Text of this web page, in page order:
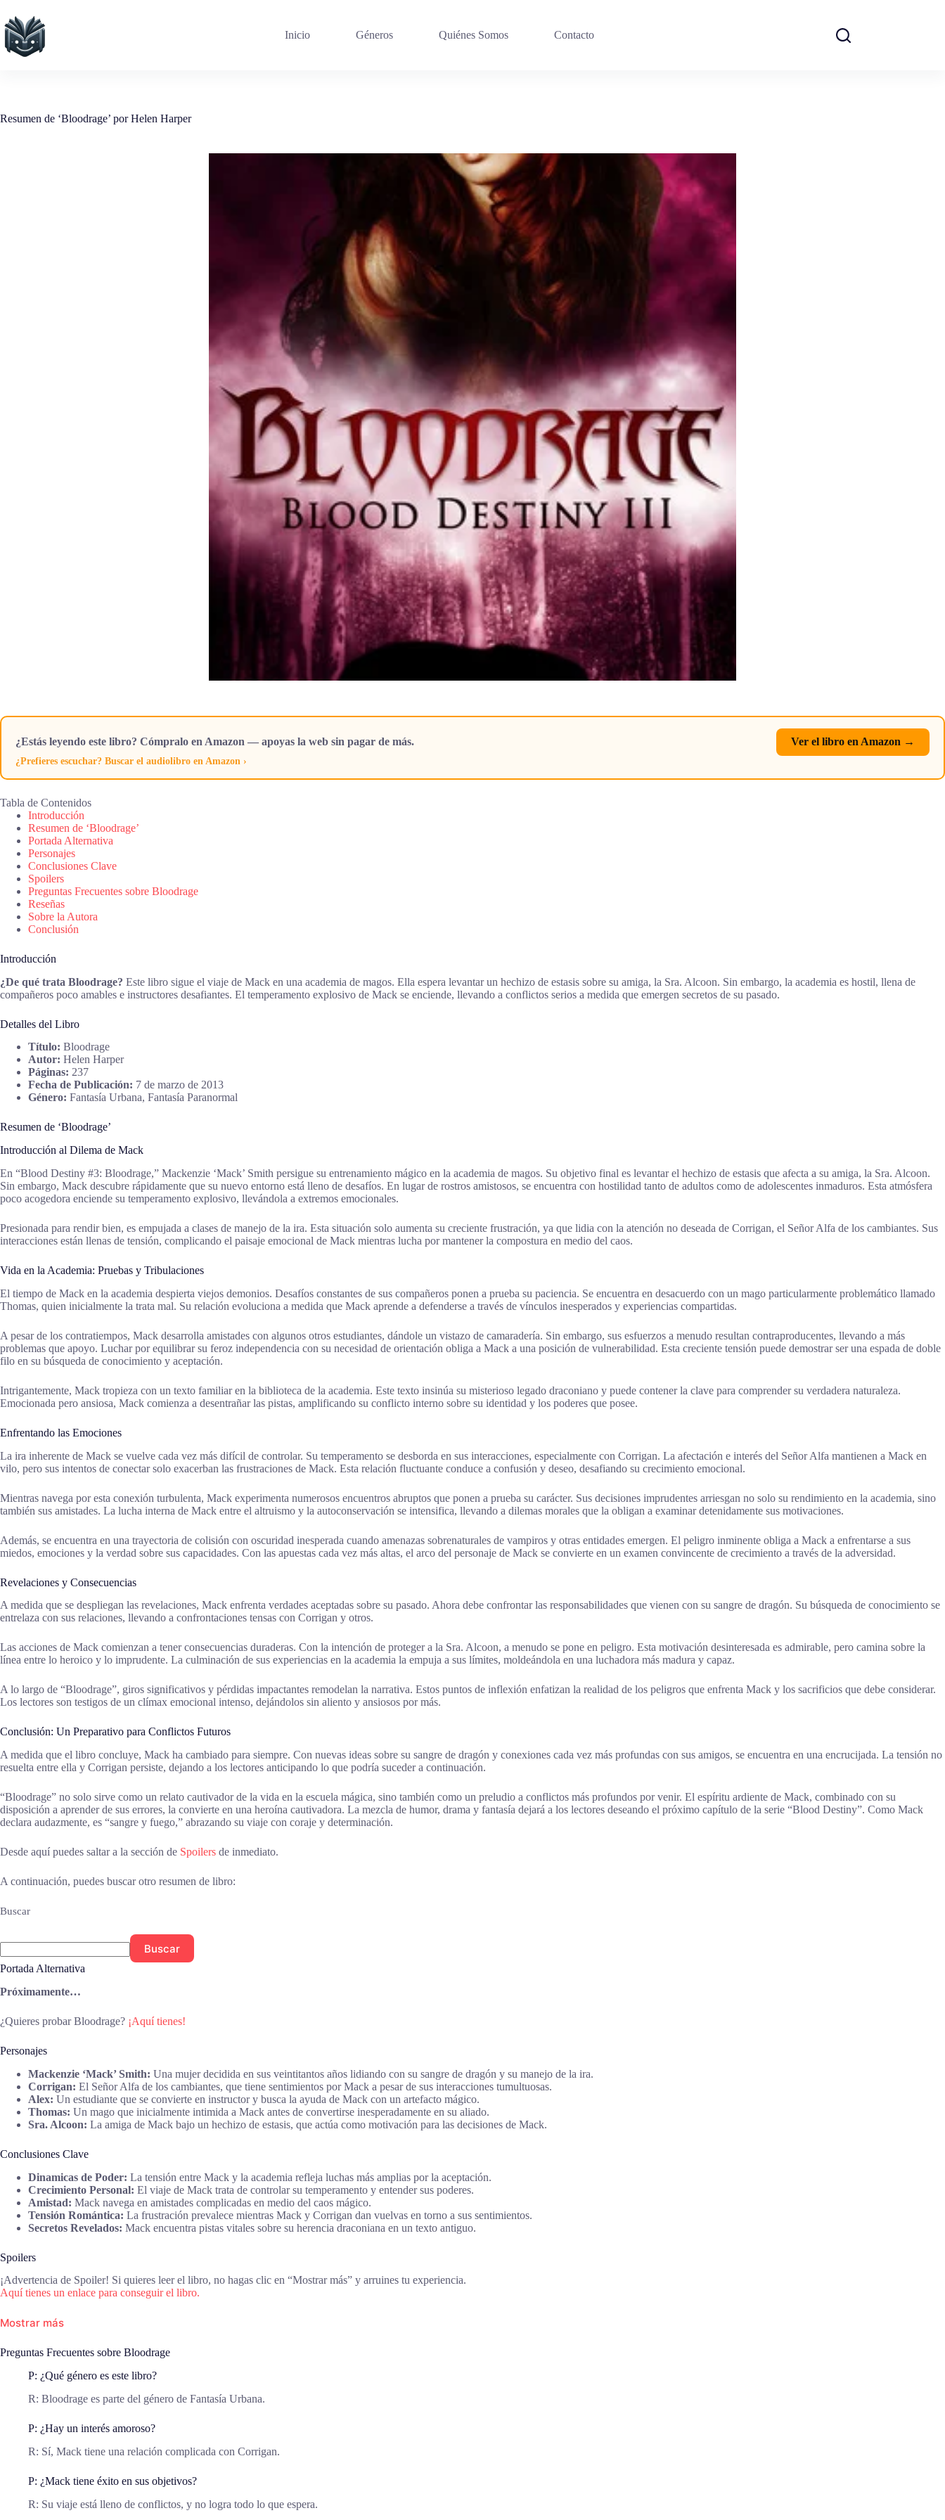
contenido
Inicio Géneros Quiénes Somos Contacto
Resumen de ‘Bloodrage’ por Helen Harper
¿Estás leyendo este libro? Cómpralo en Amazon — apoyas la web sin pagar de más. Ver el libro en Amazon →
¿Prefieres escuchar? Buscar el audiolibro en Amazon ›
Tabla de Contenidos
Introducción
Resumen de ‘Bloodrage’
Portada Alternativa
Personajes
Conclusiones Clave
Spoilers
Preguntas Frecuentes sobre Bloodrage
Reseñas
Sobre la Autora
Conclusión
Introducción
¿De qué trata Bloodrage? Este libro sigue el viaje de Mack en una academia de magos. Ella espera levantar un hechizo de estasis sobre su amiga, la Sra. Alcoon. Sin embargo, la academia es hostil, llena de
compañeros poco amables e instructores desafiantes. El temperamento explosivo de Mack se enciende, llevando a conflictos serios a medida que emergen secretos de su pasado.
Detalles del Libro
Título: Bloodrage
Autor: Helen Harper
Páginas: 237
Fecha de Publicación: 7 de marzo de 2013
Género: Fantasía Urbana, Fantasía Paranormal
Resumen de ‘Bloodrage’
Introducción al Dilema de Mack
En “Blood Destiny #3: Bloodrage,” Mackenzie ‘Mack’ Smith persigue su entrenamiento mágico en la academia de magos. Su objetivo final es levantar el hechizo de estasis que afecta a su amiga, la Sra. Alcoon.
Sin embargo, Mack descubre rápidamente que su nuevo entorno está lleno de desafíos. En lugar de rostros amistosos, se encuentra con hostilidad tanto de adultos como de adolescentes inmaduros. Esta atmósfera
poco acogedora enciende su temperamento explosivo, llevándola a extremos emocionales.
Presionada para rendir bien, es empujada a clases de manejo de la ira. Esta situación solo aumenta su creciente frustración, ya que lidia con la atención no deseada de Corrigan, el Señor Alfa de los cambiantes. Sus
interacciones están llenas de tensión, complicando el paisaje emocional de Mack mientras lucha por mantener la compostura en medio del caos.
Vida en la Academia: Pruebas y Tribulaciones
El tiempo de Mack en la academia despierta viejos demonios. Desafíos constantes de sus compañeros ponen a prueba su paciencia. Se encuentra en desacuerdo con un mago particularmente problemático llamado
Thomas, quien inicialmente la trata mal. Su relación evoluciona a medida que Mack aprende a defenderse a través de vínculos inesperados y experiencias compartidas.
A pesar de los contratiempos, Mack desarrolla amistades con algunos otros estudiantes, dándole un vistazo de camaradería. Sin embargo, sus esfuerzos a menudo resultan contraproducentes, llevando a más
problemas que apoyo. Luchar por equilibrar su feroz independencia con su necesidad de orientación obliga a Mack a una posición de vulnerabilidad. Esta creciente tensión puede demostrar ser una espada de doble
filo en su búsqueda de conocimiento y aceptación.
Intrigantemente, Mack tropieza con un texto familiar en la biblioteca de la academia. Este texto insinúa su misterioso legado draconiano y puede contener la clave para comprender su verdadera naturaleza.
Emocionada pero ansiosa, Mack comienza a desentrañar las pistas, amplificando su conflicto interno sobre su identidad y los poderes que posee.
Enfrentando las Emociones
La ira inherente de Mack se vuelve cada vez más difícil de controlar. Su temperamento se desborda en sus interacciones, especialmente con Corrigan. La afectación e interés del Señor Alfa mantienen a Mack en
vilo, pero sus intentos de conectar solo exacerban las frustraciones de Mack. Esta relación fluctuante conduce a confusión y deseo, desafiando su crecimiento emocional.
Mientras navega por esta conexión turbulenta, Mack experimenta numerosos encuentros abruptos que ponen a prueba su carácter. Sus decisiones imprudentes arriesgan no solo su rendimiento en la academia, sino
también sus amistades. La lucha interna de Mack entre el altruismo y la autoconservación se intensifica, llevando a dilemas morales que la obligan a examinar detenidamente sus motivaciones.
Además, se encuentra en una trayectoria de colisión con oscuridad inesperada cuando amenazas sobrenaturales de vampiros y otras entidades emergen. El peligro inminente obliga a Mack a enfrentarse a sus
miedos, emociones y la verdad sobre sus capacidades. Con las apuestas cada vez más altas, el arco del personaje de Mack se convierte en un examen convincente de crecimiento a través de la adversidad.
Revelaciones y Consecuencias
A medida que se despliegan las revelaciones, Mack enfrenta verdades aceptadas sobre su pasado. Ahora debe confrontar las responsabilidades que vienen con su sangre de dragón. Su búsqueda de conocimiento se
entrelaza con sus relaciones, llevando a confrontaciones tensas con Corrigan y otros.
Las acciones de Mack comienzan a tener consecuencias duraderas. Con la intención de proteger a la Sra. Alcoon, a menudo se pone en peligro. Esta motivación desinteresada es admirable, pero camina sobre la
línea entre lo heroico y lo imprudente. La culminación de sus experiencias en la academia la empuja a sus límites, moldeándola en una luchadora más madura y capaz.
A lo largo de “Bloodrage”, giros significativos y pérdidas impactantes remodelan la narrativa. Estos puntos de inflexión enfatizan la realidad de los peligros que enfrenta Mack y los sacrificios que debe considerar.
Los lectores son testigos de un clímax emocional intenso, dejándolos sin aliento y ansiosos por más.
Conclusión: Un Preparativo para Conflictos Futuros
A medida que el libro concluye, Mack ha cambiado para siempre. Con nuevas ideas sobre su sangre de dragón y conexiones cada vez más profundas con sus amigos, se encuentra en una encrucijada. La tensión no
resuelta entre ella y Corrigan persiste, dejando a los lectores anticipando lo que podría suceder a continuación.
“Bloodrage” no solo sirve como un relato cautivador de la vida en la escuela mágica, sino también como un preludio a conflictos más profundos por venir. El espíritu ardiente de Mack, combinado con su
disposición a aprender de sus errores, la convierte en una heroína cautivadora. La mezcla de humor, drama y fantasía dejará a los lectores deseando el próximo capítulo de la serie “Blood Destiny”. Como Mack
declara audazmente, es “sangre y fuego,” abrazando su viaje con coraje y determinación.
Desde aquí puedes saltar a la sección de Spoilers de inmediato.
A continuación, puedes buscar otro resumen de libro:
Buscar
Buscar
Portada Alternativa
Próximamente…
¿Quieres probar Bloodrage? ¡Aquí tienes!
Personajes
Mackenzie ‘Mack’ Smith: Una mujer decidida en sus veintitantos años lidiando con su sangre de dragón y su manejo de la ira.
Corrigan: El Señor Alfa de los cambiantes, que tiene sentimientos por Mack a pesar de sus interacciones tumultuosas.
Alex: Un estudiante que se convierte en instructor y busca la ayuda de Mack con un artefacto mágico.
Thomas: Un mago que inicialmente intimida a Mack antes de convertirse inesperadamente en su aliado.
Sra. Alcoon: La amiga de Mack bajo un hechizo de estasis, que actúa como motivación para las decisiones de Mack.
Conclusiones Clave
Dinamicas de Poder: La tensión entre Mack y la academia refleja luchas más amplias por la aceptación.
Crecimiento Personal: El viaje de Mack trata de controlar su temperamento y entender sus poderes.
Amistad: Mack navega en amistades complicadas en medio del caos mágico.
Tensión Romántica: La frustración prevalece mientras Mack y Corrigan dan vuelvas en torno a sus sentimientos.
Secretos Revelados: Mack encuentra pistas vitales sobre su herencia draconiana en un texto antiguo.
Spoilers
¡Advertencia de Spoiler! Si quieres leer el libro, no hagas clic en “Mostrar más” y arruines tu experiencia.
Aquí tienes un enlace para conseguir el libro.
Mostrar más
Preguntas Frecuentes sobre Bloodrage
P: ¿Qué género es este libro?
R: Bloodrage es parte del género de Fantasía Urbana.
P: ¿Hay un interés amoroso?
R: Sí, Mack tiene una relación complicada con Corrigan.
P: ¿Mack tiene éxito en sus objetivos?
R: Su viaje está lleno de conflictos, y no logra todo lo que espera.